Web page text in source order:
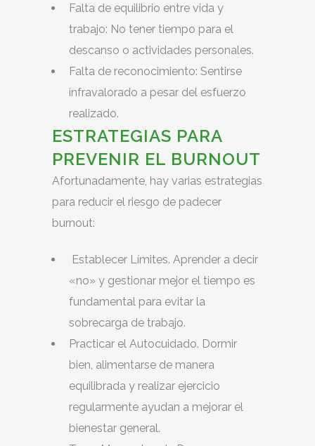
Falta de equilibrio entre vida y
trabajo: No tener tiempo para el
descanso o actividades personales.
Falta de reconocimiento: Sentirse
infravalorado a pesar del esfuerzo
realizado.
ESTRATEGIAS PARA
PREVENIR EL BURNOUT
Afortunadamente, hay varias estrategias
para reducir el riesgo de padecer
burnout:
Establecer Límites. Aprender a decir
«no» y gestionar mejor el tiempo es
fundamental para evitar la
sobrecarga de trabajo.
Practicar el Autocuidado. Dormir
bien, alimentarse de manera
equilibrada y realizar ejercicio
regularmente ayudan a mejorar el
bienestar general.